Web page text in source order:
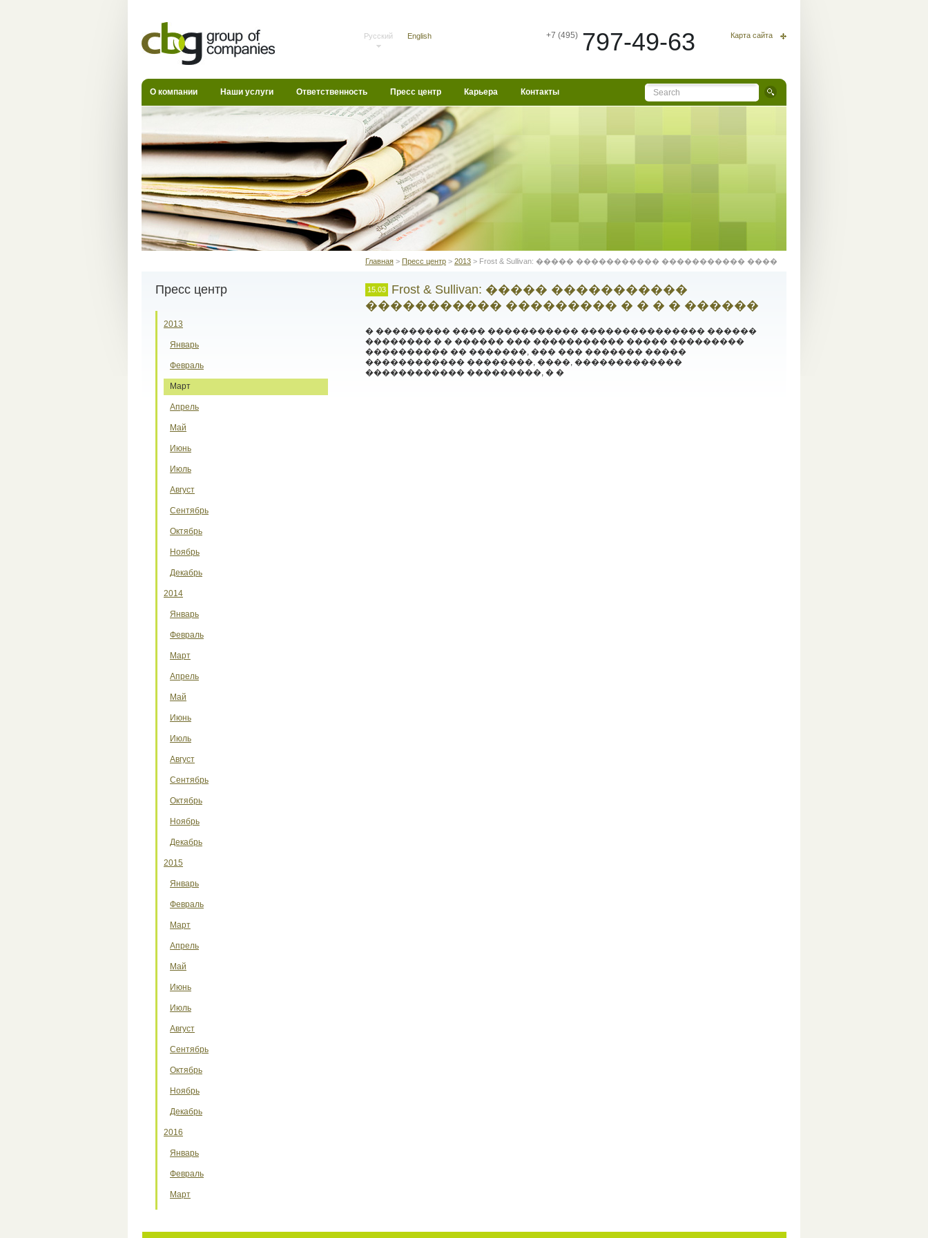
Русский English +7 (495) 797-49-63 Карта сайта
О компании Наши услуги Ответственность Пресс центр Карьера Контакты
Пресс центр
2013
Январь
Февраль
Март
Апрель
Май
Июнь
Июль
Август
Сентябрь
Октябрь
Ноябрь
Декабрь
2014
Январь
Февраль
Март
Апрель
Май
Июнь
Июль
Август
Сентябрь
Октябрь
Ноябрь
Декабрь
2015
Январь
Февраль
Март
Апрель
Май
Июнь
Июль
Август
Сентябрь
Октябрь
Ноябрь
Декабрь
2016
Январь
Февраль
Март
Главная > Пресс центр > 2013 > Frost & Sullivan: ����� ����������� ����������� ��������� � � � � ������
15.03
Frost & Sullivan: ����� �����������
����������� ��������� � � � � ������
� ��������� ���� ����������� ��������������� ������
�������� � � ������ ��� ����������� ����� ���������
���������� �� �������, ��� ��� ������� �����
������������ ��������, ����, �������������
������������ ���������, � �